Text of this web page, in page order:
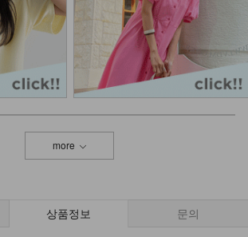
more
상품정보 문의